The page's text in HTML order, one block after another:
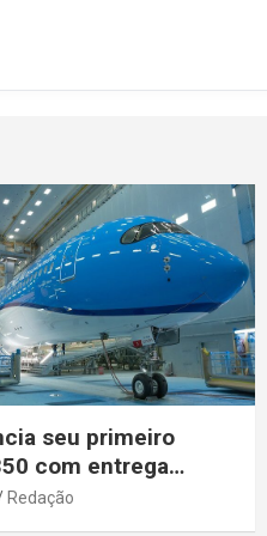
seu primeiro
com entrega
o fim de agosto
Redação